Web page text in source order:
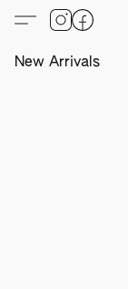
New Arrivals